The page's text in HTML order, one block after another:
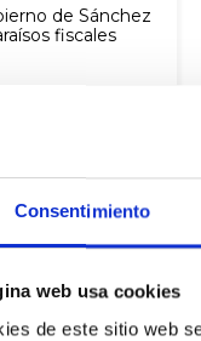
Consentimiento
web usa cookies
de este sitio web
de Sánchez
fiscales